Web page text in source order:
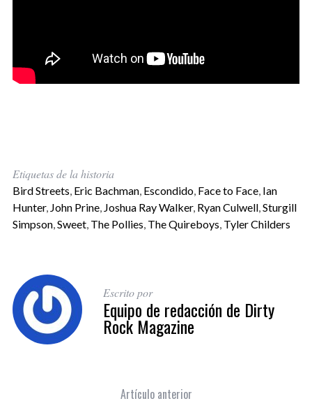
Etiquetas de la historia
Bird Streets, Eric Bachman, Escondido, Face to Face, Ian
Hunter, John Prine, Joshua Ray Walker, Ryan Culwell,Sturgill
Simpson,Sweet, The Pollies, The Quireboys, Tyler Childers
Escrito por
Equipo de redacción de Dirty
Rock Magazine
Artículo anterior